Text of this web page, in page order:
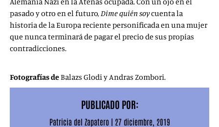
pasado y otro en el futuro,Dime quién soycuenta la
historia de la Europa reciente personificada en una mujer
que nunca terminará de pagar el precio de sus propias
contradicciones.
Fotografías deBalazs Glodi y Andras Zombori.
PUBLICADO POR:
Patricia del Zapatero | 27 diciembre, 2019